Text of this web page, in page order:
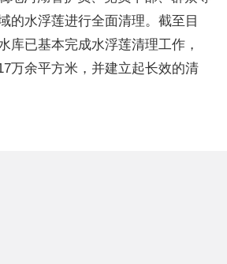
的水浮莲进行全面清理。截至目
库已基本完成水浮莲清理工作，
万余平方米，并建立起长效的清